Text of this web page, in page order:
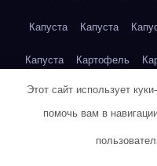
Капуста Капуста
Капуста Картофель
Картофель
Этот сайт использует
помочь вам в